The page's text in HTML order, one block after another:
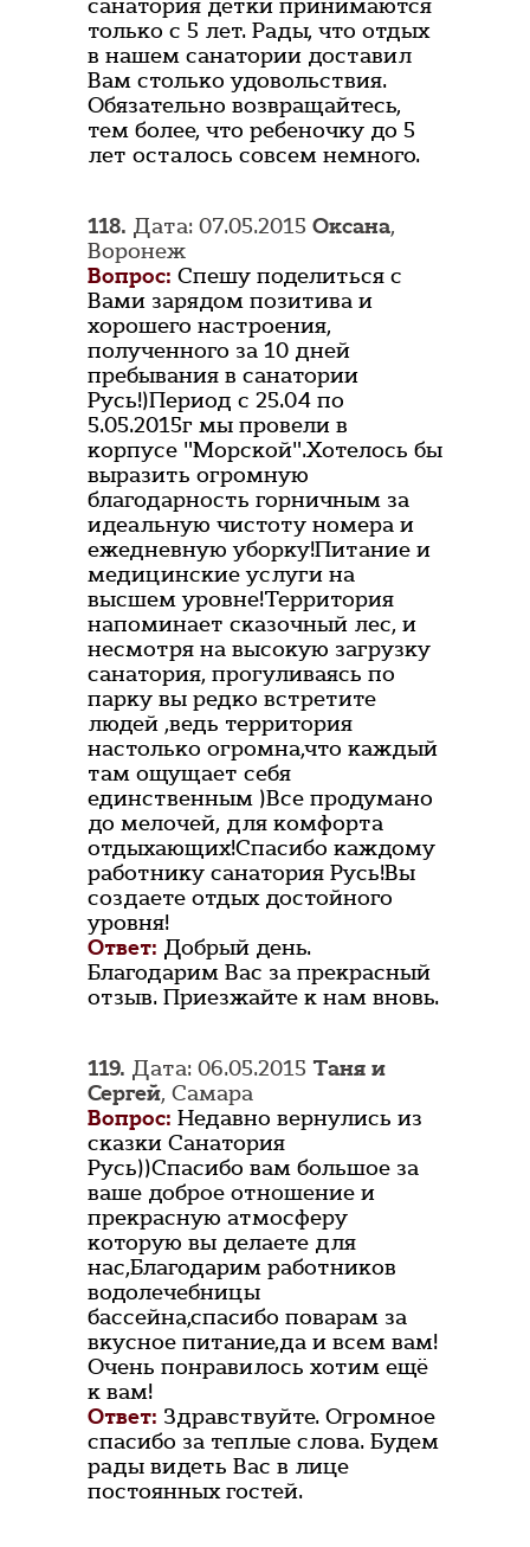
санатория детки принимаются
только с 5 лет. Рады, что отдых
в нашем санатории доставил
Вам столько удовольствия.
Обязательно возвращайтесь,
тем более, что ребеночку до 5
лет осталось совсем немного.
118. Дата: 07.05.2015 Оксана,
Воронеж
Вопрос: Спешу поделиться с
Вами зарядом позитива и
хорошего настроения,
полученного за 10 дней
пребывания в санатории
Русь!)Период с 25.04 по
5.05.2015г мы провели в
корпусе "Морской".Хотелось бы
выразить огромную
благодарность горничным за
идеальную чистоту номера и
ежедневную уборку!Питание и
медицинские услуги на
высшем уровне!Территория
напоминает сказочный лес, и
несмотря на высокую загрузку
санатория, прогуливаясь по
парку вы редко встретите
людей ,ведь территория
настолько огромна,что каждый
там ощущает себя
единственным )Все продумано
до мелочей, для комфорта
отдыхающих!Спасибо каждому
работнику санатория Русь!Вы
создаете отдых достойного
уровня!
Ответ: Добрый день.
Благодарим Вас за прекрасный
отзыв. Приезжайте к нам вновь.
119. Дата: 06.05.2015 Таня и
Сергей, Самара
Вопрос: Недавно вернулись из
сказки Санатория
Русь))Спасибо вам большое за
ваше доброе отношение и
прекрасную атмосферу
которую вы делаете для
нас,Благодарим работников
водолечебницы
бассейна,спасибо поварам за
вкусное питание,да и всем вам!
Очень понравилось хотим ещё
к вам!
Ответ: Здравствуйте. Огромное
спасибо за теплые слова. Будем
рады видеть Вас в лице
постоянных гостей.